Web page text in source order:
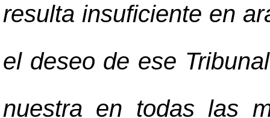
resulta insuficiente en
el deseo de ese
nuestra en todas las